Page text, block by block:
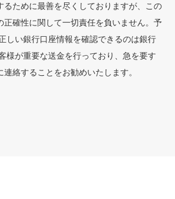
るために最善を尽くしておりますが、この
正確性に関して一切責任を負いません。予
しい銀行口座情報を確認できるのは銀行
様が重要な送金を行っており、急を要す
絡することをお勧めいたします。